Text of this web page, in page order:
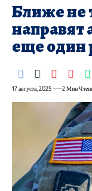
Ближе не
направят
еще один
17 августа, 2025 2 Мин